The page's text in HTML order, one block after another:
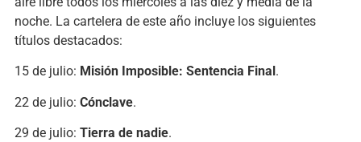
noche. La cartelera de este año incluye los siguientes
títulos destacados:
15 de julio: Misión Imposible: Sentencia Final .
22 de julio: Cónclave.
29 de julio: Tierra de nadie.